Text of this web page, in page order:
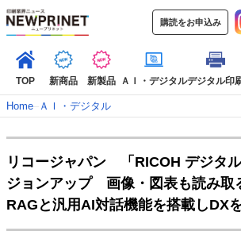
購読をお申込み
TOP 新商品 新製品 ＡＩ・デジタルデジタル印
TOP
新着記事 特集記事
動画コン
インタビュー
コレクション
Home– ＡＩ・デジタル
リコージャパン 「RICOH デジタ
ジョンアップ 画像・図表も読み取
RAGと汎用AI対話機能を搭載しDX